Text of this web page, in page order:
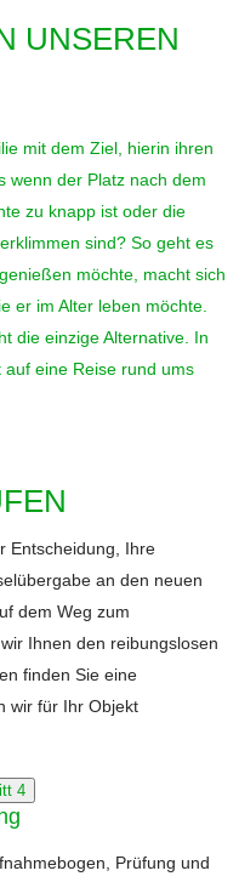
UNSEREN
mit dem Ziel, hierin ihren
wenn der Platz nach dem
zu knapp ist oder die
sind? So geht es
möchte, macht sich
er im Alter leben möchte.
die einzige Alternative. In
eine Reise rund ums
Entscheidung, Ihre
an den neuen
dem Weg zum
Ihnen den reibungslosen
finden Sie eine
wir für Ihr Objekt
4
Prüfung und